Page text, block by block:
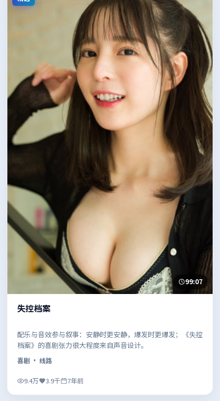
99:07
失控档案
配乐与音效参与叙事：安静时更安静，爆发时更爆发；《失控
档案》的喜剧张力很大程度来自声音设计。
喜剧 · 线路
9.4万 3.9千 7年前